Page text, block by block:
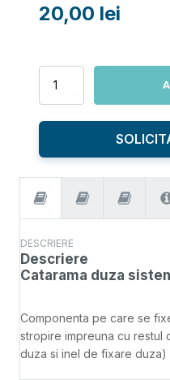
20,00 lei
Cantitate
sistem
pulverizare
DESCRIERE
Descriere
Catarama duza
Componenta pe care se
stropire impreuna cu restul
duza si inel de fixare duza)